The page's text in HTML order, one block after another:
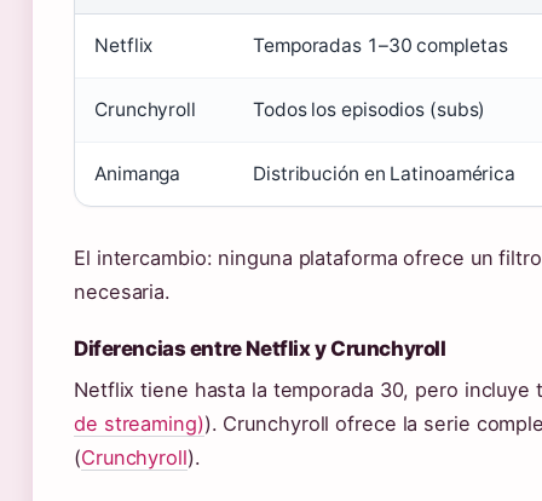
Netflix Temporadas 1–30 completas
Crunchyroll Todos los episodios (subs)
Animanga Distribución en Latinoamérica
El intercambio: ninguna plataforma ofrece un
necesaria.
Diferencias entre Netflix y Crunchyroll
Netflix tiene hasta la temporada 30, pero incluye
de streaming)). Crunchyroll ofrece la serie
(Crunchyroll).